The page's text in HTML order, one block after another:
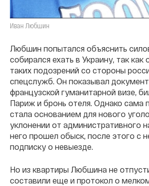
Иван Любшин
Любшин попытался объяснить
собирался ехать в Украину, так как
таких подозрений со стороны
спецслужб. Он показывал
французской гуманитарной визе,
Париж и бронь отеля. Однако сама
стала основанием для нового
уклонении от административного
него прошел обыск, после этого с
подписку о невыезде.
Но из квартиры Любшина не
составили еще и протокол о